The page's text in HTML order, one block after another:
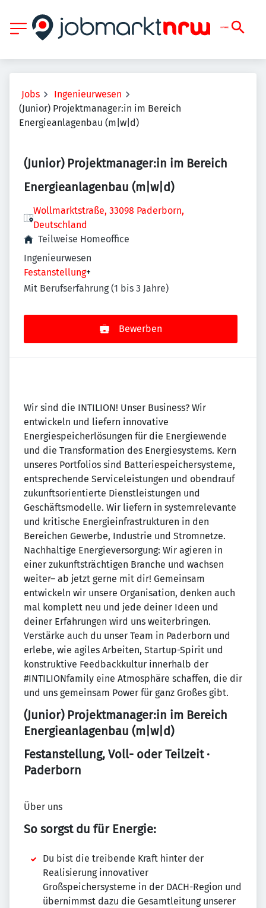
Jobs
Ingenieurwesen
(Junior) Projektmanager:in im Bereich
Energieanlagenbau (m|w|d)
(Junior) Projektmanager:in im Bereich
Energieanlagenbau (m|w|d)
Wollmarktstraße, 33098 Paderborn,
Deutschland
Teilweise Homeoffice
Ingenieurwesen
Festanstellung+
Mit Berufserfahrung (1 bis 3 Jahre)
Bewerben
Wir sind die INTILION! Unser Business? Wir
entwickeln und liefern innovative
Energiespeicherlösungen für die Energiewende
und die Transformation des Energiesystems. Kern
unseres Portfolios sind Batteriespeichersysteme,
entsprechende Serviceleistungen und obendrauf
zukunftsorientierte Dienstleistungen und
Geschäftsmodelle. Wir liefern in systemrelevante
und kritische Energieinfrastrukturen in den
Bereichen Gewerbe, Industrie und Stromnetze.
Nachhaltige Energieversorgung: Wir agieren in
einer zukunftsträchtigen Branche und wachsen
weiter– ab jetzt gerne mit dir! Gemeinsam
entwickeln wir unsere Organisation, denken auch
mal komplett neu und jede deiner Ideen und
deiner Erfahrungen wird uns weiterbringen.
Verstärke auch du unser Team in Paderborn und
erlebe, wie agiles Arbeiten, Startup-Spirit und
konstruktive Feedbackkultur innerhalb der
#INTILIONfamily eine Atmosphäre schaffen, die dir
und uns gemeinsam Power für ganz Großes gibt.
(Junior) Projektmanager:in im Bereich
Energieanlagenbau (m|w|d)
Festanstellung, Voll- oder Teilzeit ·
Paderborn
Über uns
So sorgst du für Energie:
Du bist die treibende Kraft hinter der
Realisierung innovativer
Großspeichersysteme in der DACH-Region und
übernimmst dazu die Gesamtleitung unserer